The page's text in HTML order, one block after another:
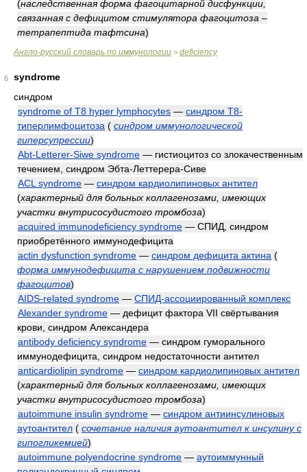
(наследственная форма фагоцитарной дисфункции,
связанная с дефицитом стимулятора фагоцитоза ‒
тетрапептида тафтсина)
Англо-русский словарь по иммунологии > deficiency
6
syndrome
синдром
syndrome of T8 hyper lymphocytes — синдром T8-
типерлимфоцитоза ( синдром иммунологической
гиперсупрессии)
Abt-Letterer-Siwe syndrome — гистиоцитоз со злокачественным
течением, синдром Эбта-Леттерера-Сиве
ACL syndrome — синдром кардиолипиновых антител
(характерный для больных коллагенозами, имеющих
участки внутрисосудистого тромбоза)
acquired immunodeficiency syndrome — СПИД, синдром
приобретённого иммунодефицита
actin dysfunction syndrome — синдром дефицита актина (
форма иммунодефицита с нарушением подвижности
фагоцитов)
AIDS-related syndrome — СПИД-ассоциированный комплекс
Alexander syndrome — дефицит фактора VII свёртывания
крови, синдром Александера
antibody deficiency syndrome — синдром гуморального
иммунодефицита, синдром недостаточности антител
anticardiolipin syndrome — синдром кардиолипиновых антител
(характерный для больных коллагенозами, имеющих
участки внутрисосудистого тромбоза)
autoimmune insulin syndrome — синдром антиинсулиновых
аутоантител ( сочетание наличия аутоантител к инсулину с
гипогликемией)
autoimmune polyendocrine syndrome — аутоиммунный